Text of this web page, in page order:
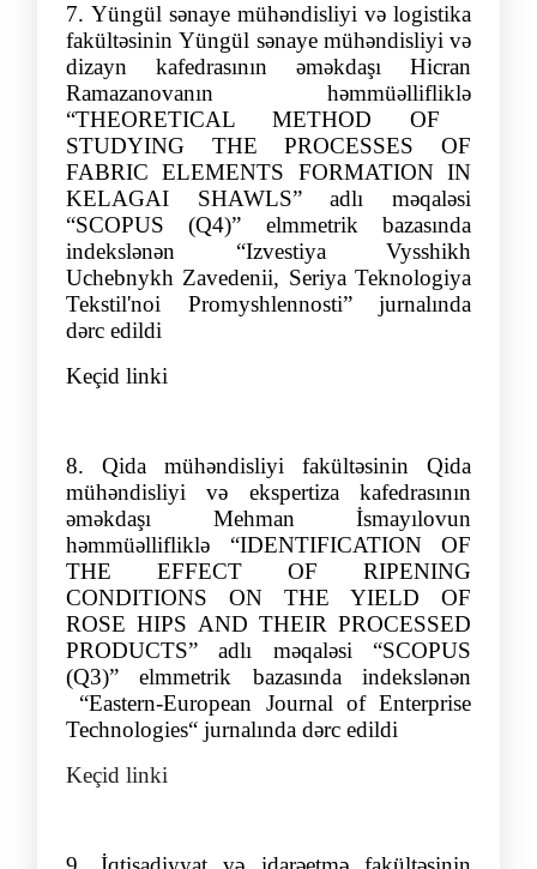
7. Yüngül sənaye mühəndisliyi və logistika
fakültəsinin Yüngül sənaye mühəndisliyi və
dizayn kafedrasının əməkdaşı Hicran
Ramazanovanın həmmüəllifliklə
“THEORETICAL METHOD OF
STUDYING THE PROCESSES OF
FABRIC ELEMENTS FORMATION IN
KELAGAI SHAWLS”adlı məqaləsi
“SCOPUS (Q4)” elmmetrik bazasında
indekslənən “Izvestiya Vysshikh
Uchebnykh Zavedenii, Seriya Teknologiya
Tekstil'noi Promyshlennosti”jurnalında
dərc edildi
Keçid linki
8. Qida mühəndisliyi fakültəsinin Qida
mühəndisliyi və ekspertiza kafedrasının
əməkdaşı Mehman İsmayılovun
həmmüəllifliklə
“IDENTIFICATION OF
THE EFFECT OF RIPENING
CONDITIONS ON THE YIELD OF
ROSE HIPS AND THEIR PROCESSED
PRODUCTS” adlı məqaləsi “SCOPUS
(Q3)” elmmetrik bazasında indekslənən
“Eastern-European Journal of Enterprise
Technologies“ jurnalında dərc edildi
Keçid linki